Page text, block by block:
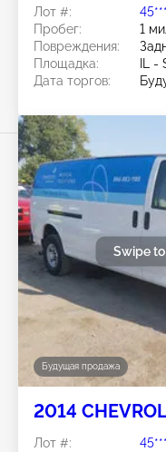
Лот #:
Пробег:
1
Повреждения:
Площадка:
IL -
Дата торгов:
Будущая продажа
Swipe
2014
Лот #: